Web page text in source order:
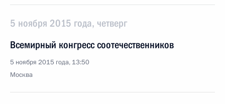
5 ноября 2015 года, четверг
Всемирный конгресс соотечественников
5 ноября 2015 года, 13:50
Москва